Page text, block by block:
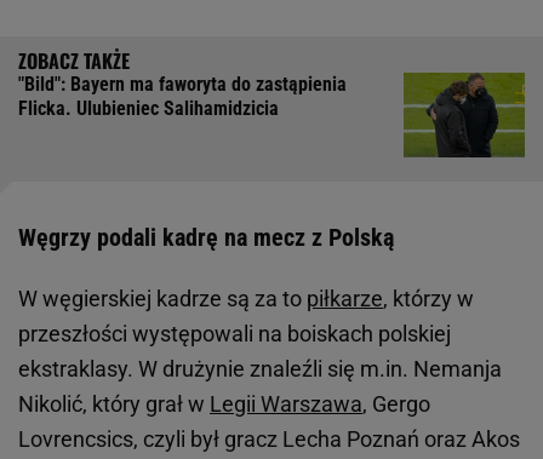
"Bild": Bayern ma faworyta do zastąpienia
Flicka. Ulubieniec Salihamidzicia
Węgrzy podali kadrę na mecz z Polską
W węgierskiej kadrze są za to piłkarze, którzy w
przeszłości występowali na boiskach polskiej
ekstraklasy. W drużynie znaleźli się m.in. Nemanja
Nikolić, który grał w Legii Warszawa, Gergo
Lovrencsics, czyli był gracz Lecha Poznań oraz Akos